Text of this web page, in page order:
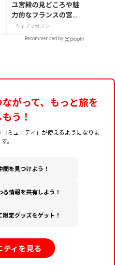
ユ宮殿の見どころや魅
力的なフランスの宮
殿/庭園にせまる
ウェブマガジン
Recommended by
がって、もっと旅を
う！
ミュニティ」が使えるようになりま
す。
を見つけよう！
情報を共有しよう！
定グッズをゲット！
ティを見る